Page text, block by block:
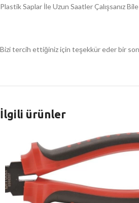
Plastik Saplar İle Uzun Saatler Çalışsanız
Bizi tercih ettiğiniz için teşekkür eder bir
İlgili ürünler